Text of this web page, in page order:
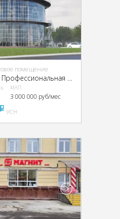
помещение
МО, г. Дмитров, Профессиональная ул.
МАП
3 000 000 руб/мес
pуб
УСН